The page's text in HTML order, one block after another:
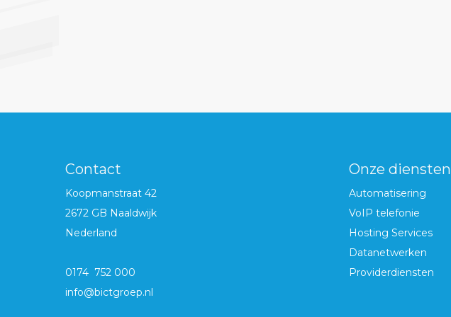
Contact
Koopmanstraat 42
2672 GB Naaldwijk
Nederland
0174 752 000
info@bictgroep.nl
Onze diensten
Automatisering
VoIP telefonie
Hosting Services
Datanetwerken
Providerdiensten